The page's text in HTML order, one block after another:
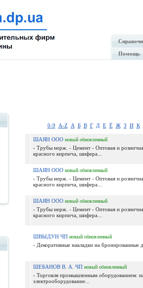
Помощь
0-9 A-Z А Б В Г Д Е Ё Ж З И К
ШАЯН ООО новый обновленный
- Трубы нерж. - Цемент - Оптовая и
красного кирпича, шифера...
ШАЯН ООО новый обновленный
- Трубы нерж. - Цемент - Оптовая и
красного кирпича, шифера...
ШАЯН ООО новый обновленный
- Трубы нерж. - Цемент - Оптовая и
красного кирпича, шифера...
ШВЫДУН ЧП новый обновленный
- Декоративные накладки на бронированные
ШЕБАНОВ В. А. ЧП новый обновленный
- Торговля промышленным оборудованием:
электрооборудование...